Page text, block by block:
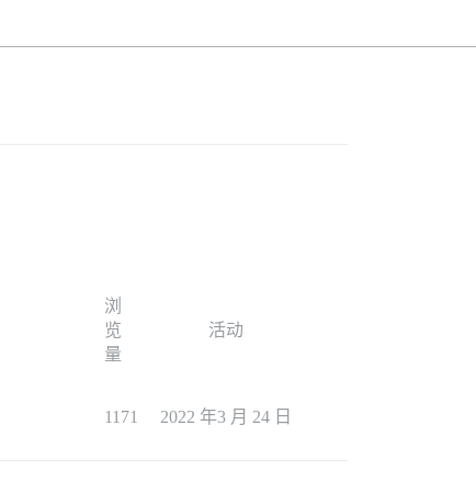
浏
览
量
活动
1171 2022 年3 月 24 日